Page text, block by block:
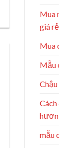
Mua
giá
Mua
Mẫu
mẫu